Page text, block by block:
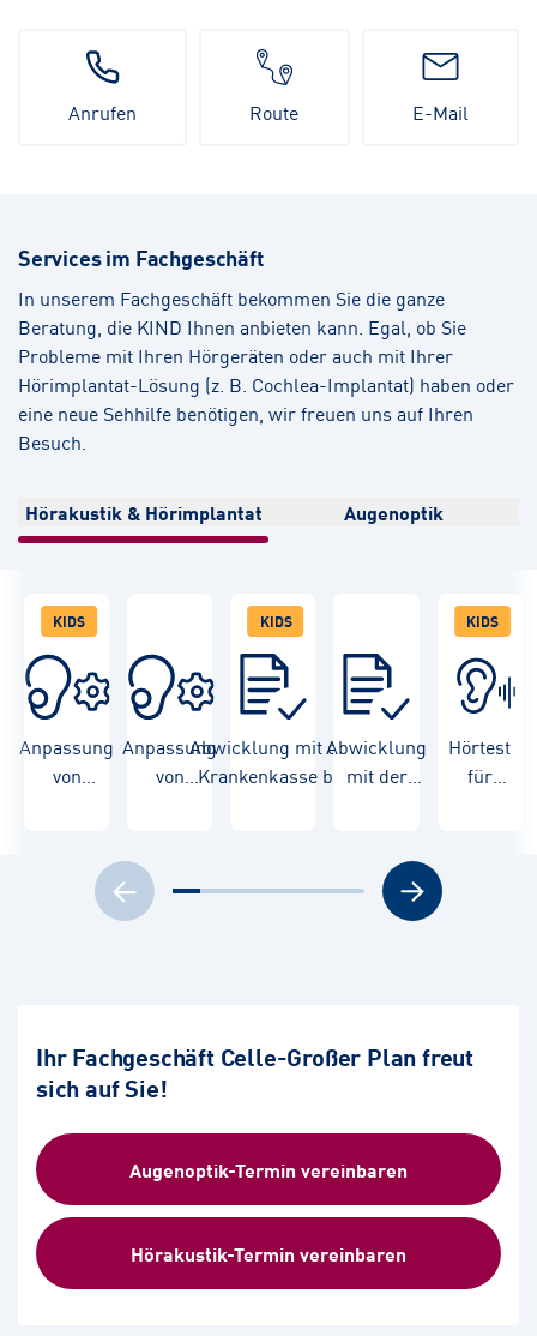
Anrufen Route E-Mail
Services im Fachgeschäft
In unserem Fachgeschäft bekommen Sie die ganze
Beratung, die KIND Ihnen anbieten kann. Egal, ob Sie
Probleme mit Ihren Hörgeräten oder auch mit Ihrer
Hörimplantat-Lösung (z. B. Cochlea-Implantat) haben oder
eine neue Sehhilfe benötigen, wir freuen uns auf Ihren
Besuch.
Hörakustik & Hörimplantat Augenoptik
KIDS
Anpassung
von
Anpassung
von
KIDS
Abwicklung mit der
Krankenkasse bei
Abwicklung
mit der
KIDS
Hörtest
für
Ihr Fachgeschäft Celle-Großer Plan freut
sich auf Sie!
Augenoptik-Termin vereinbaren
Hörakustik-Termin vereinbaren